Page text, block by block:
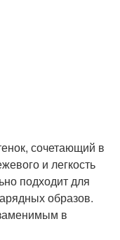
сочетающий в
и легкость
подходит для
образов.
в